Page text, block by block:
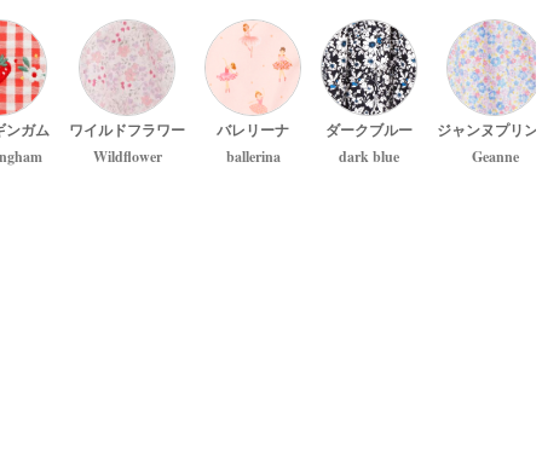
ンガム ワイルドフラワー
Wildflower
バレリーナ
ballerina
ダークブルー
dark blue
ジャンヌプリン
Geanne